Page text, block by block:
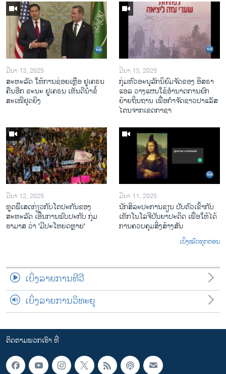
ມີນາ 13, 2025
ສະຫະລັດ ໃຫ້ການຊ່ອຍເຫຼືອ ຢູເຄຣນ
ຄືນອີກ ຂະນະ ຢູເຄຣນ ເຫັນດີນຳຂໍ້
ສະເໜີຢຸດຍິງ
ມີນາ 13, 2025
ກຸ່ມຫົວອະນຸລັກນິຍົມຈັດຂອງ ອິສຣາ
ແອລ ວາງແຜນໃຊ້ອຳນາດການຍົກ
ຍ້າຍຖິ່ນຖານ ເພື່ອກຳຈັດຊາວປາແລັສ
ໄຕນຈາກເຂດກາຊາ
ມີນາ 12, 2025
ທູດພິິເສດກ່ຽວກັບໂຕປະກັນຂອງ
ສະຫະລັດ ເອີ້ນການພົບປະກັບ ກຸ່ມ
ຮາມາສ ວ່າ 'ມີປະໂຫຍດຫຼາຍ'
ມີນາ 11, 2025
ນັກ​ສິ​ລະ​ປະ​ການ​ຂຽນ ປັບ​ຕົວ​ເຂົ້າ​ກັບ​
ເທັກ​ໂນ​ໂລ​ຈີ​ປັນ​ຍາ​ປະ​ດິດ ເພື່ອ​ໃຫ້​ໄດ້​
ກ​ານ​ຄວບ​ຄຸມ​ສິ່ງ​ສ້າງ​ສັນ
ເບິ່ງໝົດທຸກຕອນ
ເບິ່ງລາຍການທີວີ
ເບິ່ງລາຍການວິທະຍຸ
ຕິດຕາມພວກເຮົາ ທີ່